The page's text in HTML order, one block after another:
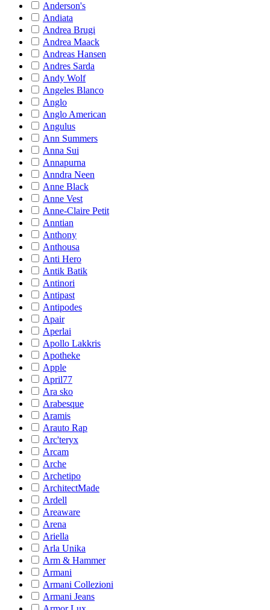
Anderson's
Andiata
Andrea Brugi
Andrea Maack
Andreas Hansen
Andres Sarda
Andy Wolf
Angeles Blanco
Anglo
Anglo American
Angulus
Ann Summers
Anna Sui
Annapurna
Anndra Neen
Anne Black
Anne Vest
Anne-Claire Petit
Anntian
Anthony
Anthousa
Anti Hero
Antik Batik
Antinori
Antipast
Antipodes
Apair
Aperlai
Apollo Lakkris
Apotheke
Apple
April77
Ara sko
Arabesque
Aramis
Arauto Rap
Arc'teryx
Arcam
Arche
Archetipo
ArchitectMade
Ardell
Areaware
Arena
Ariella
Arla Unika
Arm & Hammer
Armani
Armani Collezioni
Armani Jeans